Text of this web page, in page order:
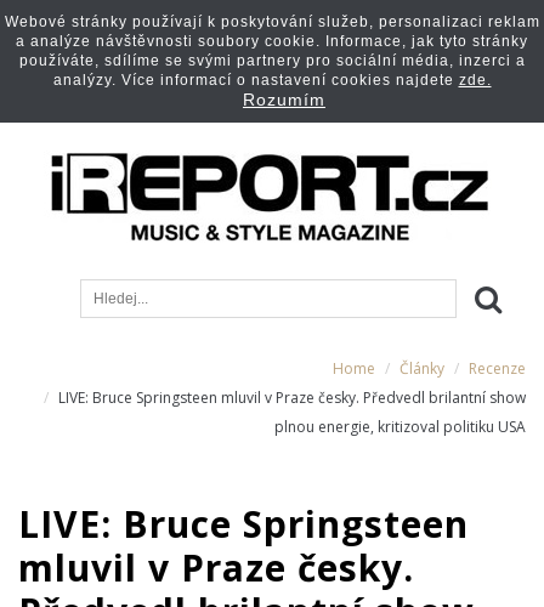
Home Články
Recenze
LIVE: Bruce Springsteen mluvil v Praze česky. Předvedl brilantní show
plnou energie, kritizoval politiku USA
LIVE: Bruce Springsteen
mluvil v Praze česky.
Webové stránky používají k poskytování služeb, personalizaci reklam
a analýze návštěvnosti soubory cookie. Informace, jak tyto stránky
používáte, sdílíme se svými partnery pro sociální média, inzerci a
analýzy. Více informací o nastavení cookies najdete zde.
Rozumím